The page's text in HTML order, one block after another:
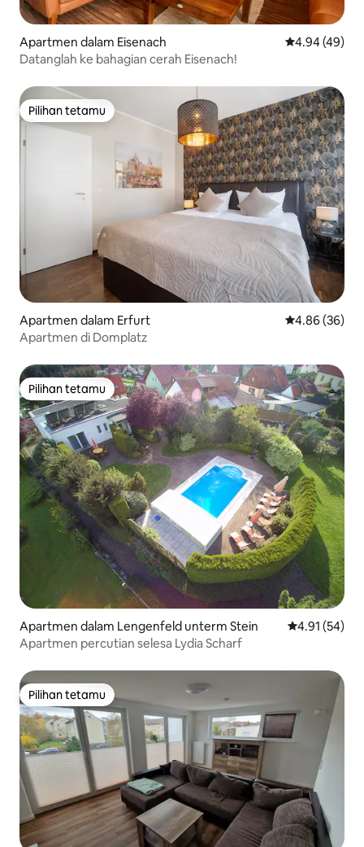
Apartmen dalam Eisenach Penarafan
4.94 (49)
Datanglah ke bahagian cerah Eisenach!
Pilihan tetamu
Pilihan tetamu
Apartmen dalam Erfurt Penarafan
4.86 (36)
Apartmen di Domplatz
Pilihan tetamu
Pilihan tetamu
Apartmen dalam Lengenfeld unterm Stein Penarafan
4.91 (54)
Apartmen percutian selesa Lydia Scharf
Pilihan tetamu
Pilihan tetamu